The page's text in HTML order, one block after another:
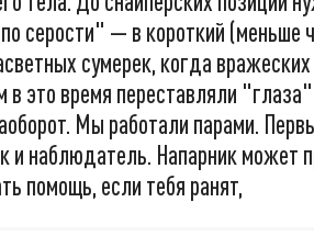
серости" — в короткий (меньше
сумерек, когда
это время переставляли
Мы работали парами.
и наблюдатель. Напарник может
помощь, если тебя ранят,